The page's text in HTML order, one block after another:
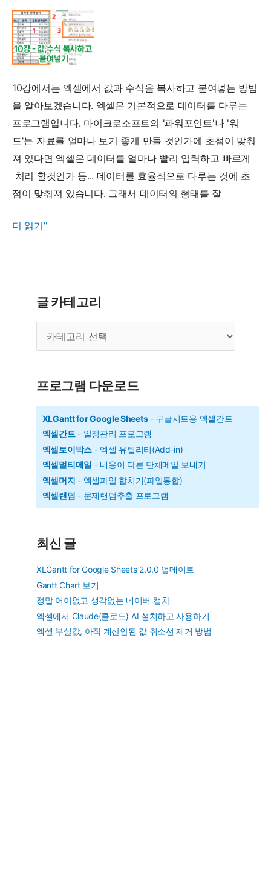
데
이
터
정
10강에서는 엑셀에서 값과 수식을 복사하고 붙여넣는 방법
을 알아보겠습니다. 엑셀은 기본적으로 데이터를 다루는
프로그램입니다. 마이크로소프트의 '파워포인트'나 '워
드'는 자료를 얼마나 보기 좋게 만들 것인가에 초점이 맞춰
져 있다면 엑셀은 데이터를 얼마나 빨리 입력하고 빠르게
처리 할것인가 등... 데이터를 효율적으로 다루는 것에 초
점이 맞춰져 있습니다. 그래서 데이터의 형태를 잘
10
더 읽기"
글 카테고리
테
리
프로그램 다운로드
XLGantt for Google Sheets- 구글시트용 엑셀간트
엑셀간트- 일정관리 프로그램
엑셀토이박스 - 엑셀 유틸리티(Add-in)
엑셀멀티메일 - 내용이 다른 단체메일 보내기
엑셀머지 - 엑셀파일 합치기(파일통합)
엑셀랜덤 - 문제랜덤추출 프로그램
최신 글
XLGantt for Google Sheets 2.0.0 업데이트
Gantt Chart 보기
정말 어이없고 생각없는 네이버 캡차
엑셀에서 Claude(클로드) AI 설치하고 사용하기
엑셀 부실값, 아직 계산안된 값 취소선 제거 방법